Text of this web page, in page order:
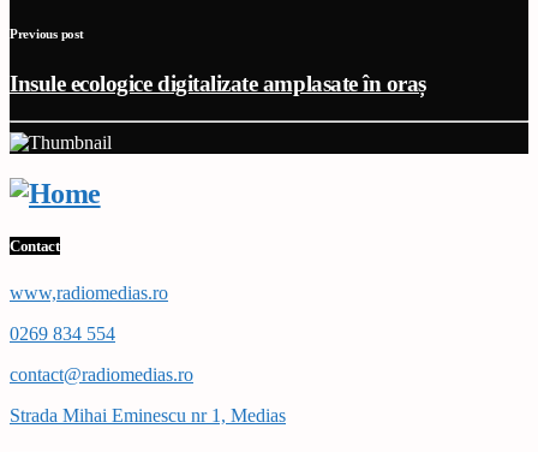
Previous post
Insule ecologice digitalizate amplasate în oraș
Contact
www,radiomedias.ro
0269 834 554
contact@radiomedias.ro
Strada Mihai Eminescu nr 1, Medias